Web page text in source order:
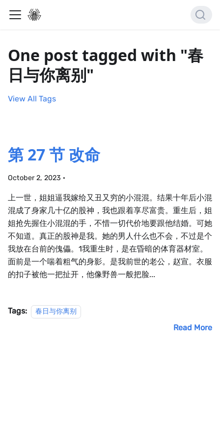
One post tagged with "春
日与你离别"
View All Tags
第 27 节 改命
October 2, 2023 ·
上一世，姐姐逼我嫁给又丑又穷的小混混。结果十年后小混
混成了身家几十亿的股神，我也跟着享尽富贵。重生后，姐
姐抢先握住小混混的手，不惜一切代价地要跟他结婚。可她
不知道。真正的股神是我。她的男人什么也不会，不过是个
我放在台前的傀儡。1我重生时，是在昏暗的体育器材室。
面前是一个喘着粗气的身影。是我前世的老公，赵宣。衣服
的扣子被他一把扯开，他像野兽一般把脸...
Tags: 春日与你离别
Read More